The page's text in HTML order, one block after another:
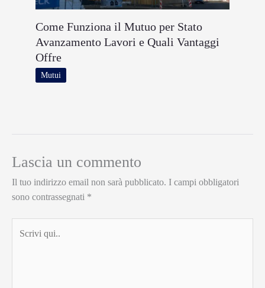
Come Funziona il Mutuo per Stato
Avanzamento Lavori e Quali Vantaggi
Offre
Mutui
Lascia un commento
Il tuo indirizzo email non sarà pubblicato. I campi obbligatori
sono contrassegnati *
qui..